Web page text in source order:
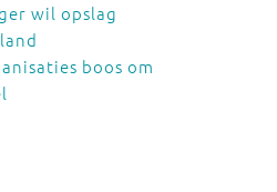
wil opslag
boos om